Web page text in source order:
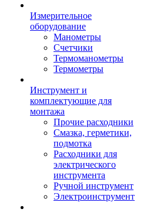
Измерительное
оборудование
Манометры
Счетчики
Термоманометры
Термометры
Инструмент и
комплектующие для
монтажа
Прочие расходники
Смазка, герметики,
подмотка
Расходники для
электрического
инструмента
Ручной инструмент
Электроинструмент